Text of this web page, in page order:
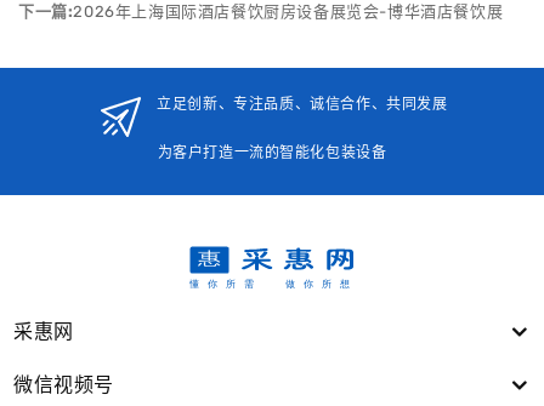
下一篇:2026年上海国际酒店餐饮厨房设备展览会-博华酒店餐饮展
立足创新、专注品质、诚信合作、共同发展
为客户打造一流的智能化包装设备
采惠网
微信视频号